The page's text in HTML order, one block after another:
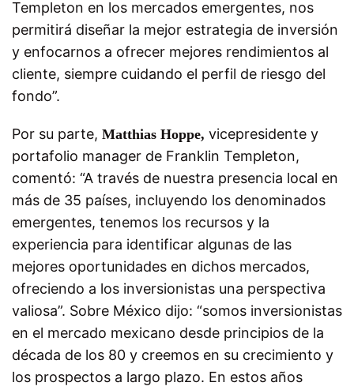
Templeton en los mercados emergentes, nos
permitirá diseñar la mejor estrategia de inversión
y enfocarnos a ofrecer mejores rendimientos al
cliente, siempre cuidando el perfil de riesgo del
fondo”.
Por su parte, Matthias Hoppe, vicepresidente y
portafolio manager de Franklin Templeton,
comentó: “A través de nuestra presencia local en
más de 35 países, incluyendo los denominados
emergentes, tenemos los recursos y la
experiencia para identificar algunas de las
mejores oportunidades en dichos mercados,
ofreciendo a los inversionistas una perspectiva
valiosa”. Sobre México dijo: “somos inversionistas
en el mercado mexicano desde principios de la
década de los 80 y creemos en su crecimiento y
los prospectos a largo plazo. En estos años